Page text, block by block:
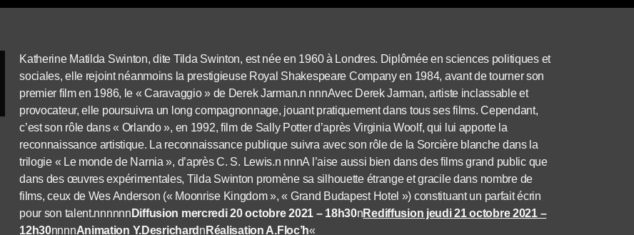
Katherine Matilda Swinton, dite Tilda Swinton, est née en 1960 à Londres. Diplômée en sciences politiques et
sociales, elle rejoint néanmoins la prestigieuse Royal Shakespeare Company en 1984, avant de tourner son
premier film en 1986, le « Caravaggio » de Derek Jarman.n nnnAvec Derek Jarman, artiste inclassable et
provocateur, elle poursuivra un long compagnonnage, jouant pratiquement dans tous ses films. Cependant,
c’est son rôle dans « Orlando », en 1992, film de Sally Potter d’après Virginia Woolf, qui lui apporte la
reconnaissance artistique. La reconnaissance publique suivra avec son rôle de la Sorcière blanche dans la
trilogie « Le monde de Narnia », d’après C. S. Lewis.n nnnA l’aise aussi bien dans des films grand public que
dans des œuvres expérimentales, Tilda Swinton promène sa silhouette étrange et gracile dans nombre de
films, ceux de Wes Anderson (« Moonrise Kingdom », « Grand Budapest Hotel ») constituant un parfait écrin
pour son talent.nnnnnn Diffusion mercredi 20 octobre 2021 – 18h30nRediffusion jeudi 21 octobre 2021 –
12h30nnnnAnimation Y.Desrichard n Réalisation A.Floc’h«